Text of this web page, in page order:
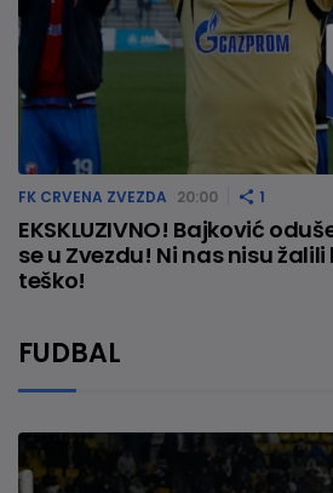
FK CRVENA ZVEZDA 20:00 1
EKSKLUZIVNO! Bajković
se u Zvezdu! Ni nas nisu
teško!
FUDBAL